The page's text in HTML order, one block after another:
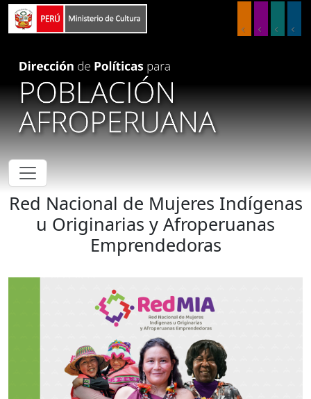
Pasar al contenido principal
Red Nacional de Mujeres Indígenas
u Originarias y Afroperuanas
Emprendedoras